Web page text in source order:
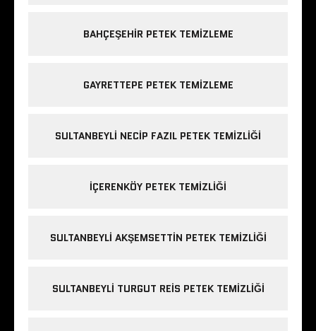
BAHÇEŞEHIR PETEK TEMIZLEME
GAYRETTEPE PETEK TEMIZLEME
SULTANBEYLI NECIP FAZIL PETEK TEMIZLIĞI
IÇERENKÖY PETEK TEMIZLIĞI
SULTANBEYLI AKŞEMSETTIN PETEK TEMIZLIĞI
SULTANBEYLI TURGUT REIS PETEK TEMIZLIĞI